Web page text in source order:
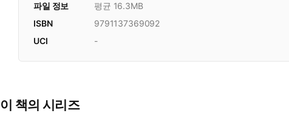
파일 정보
평균 16.3MB
ISBN
9791137369092
UCI
-
이 책의 시리즈